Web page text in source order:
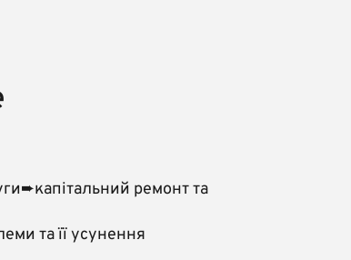
ремонт та
та її усунення